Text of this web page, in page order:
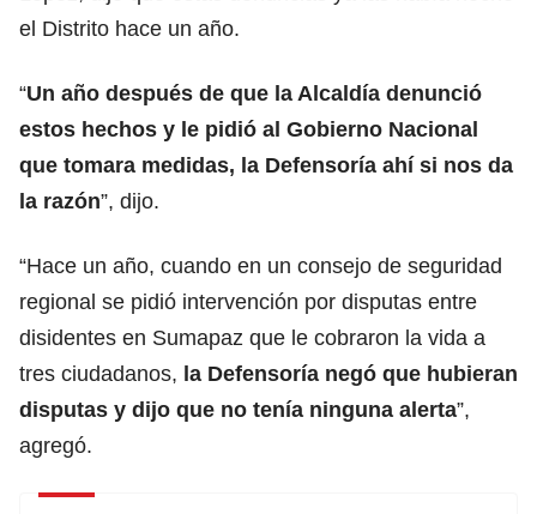
el Distrito hace un año.
“Un año después de que la Alcaldía denunció
estos hechos y le pidió al Gobierno Nacional
que tomara medidas, la Defensoría ahí si nos da
la razón”, dijo.
“Hace un año, cuando en un consejo de seguridad
regional se pidió intervención por disputas entre
disidentes en Sumapaz que le cobraron la vida a
tres ciudadanos, la Defensoría negó que hubieran
disputas y dijo que no tenía ninguna alerta”,
agregó.